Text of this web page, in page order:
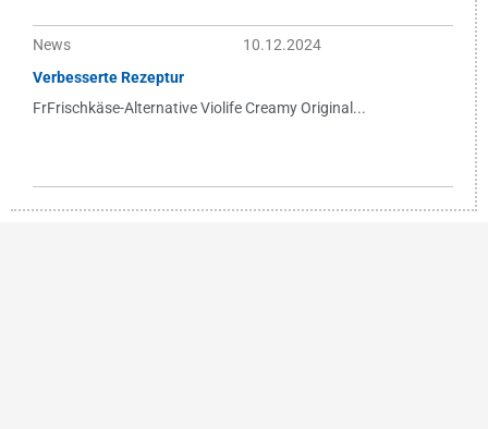
News
10.12.2024
Verbesserte Rezeptur
FrFrischkäse-Alternative Violife Creamy Original...